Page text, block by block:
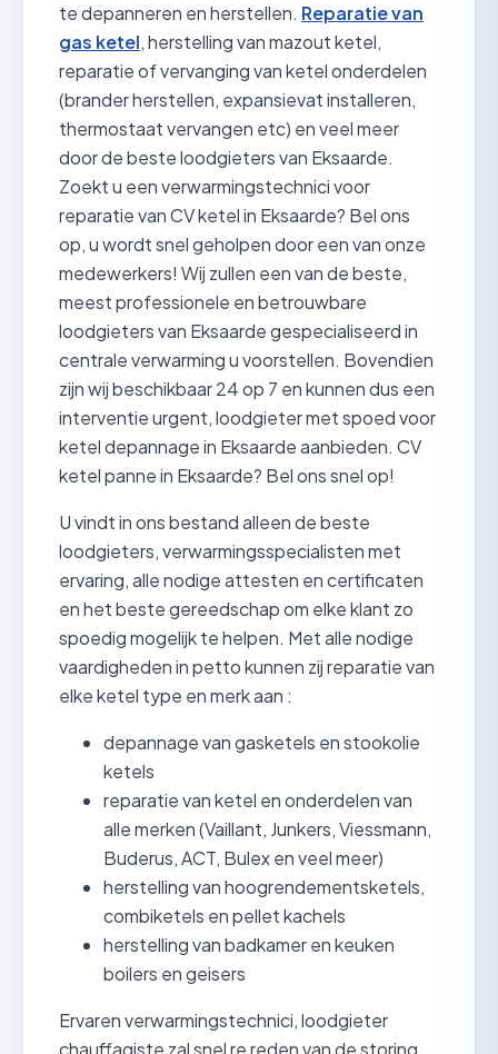
te depanneren en herstellen. Reparatie van
gas ketel, herstelling van mazout ketel,
reparatie of vervanging van ketel onderdelen
(brander herstellen, expansievat installeren,
thermostaat vervangen etc) en veel meer
door de beste loodgieters van Eksaarde.
Zoekt u een verwarmingstechnici voor
reparatie van CV ketel in Eksaarde? Bel ons
op, u wordt snel geholpen door een van onze
medewerkers! Wij zullen een van de beste,
meest professionele en betrouwbare
loodgieters van Eksaarde gespecialiseerd in
centrale verwarming u voorstellen. Bovendien
zijn wij beschikbaar 24 op 7 en kunnen dus een
interventie urgent, loodgieter met spoed voor
ketel depannage in Eksaarde aanbieden. CV
ketel panne in Eksaarde? Bel ons snel op!
U vindt in ons bestand alleen de beste
loodgieters, verwarmingsspecialisten met
ervaring, alle nodige attesten en certificaten
en het beste gereedschap om elke klant zo
spoedig mogelijk te helpen. Met alle nodige
vaardigheden in petto kunnen zij reparatie van
elke ketel type en merk aan :
depannage van gasketels en stookolie
ketels
reparatie van ketel en onderdelen van
alle merken (Vaillant, Junkers, Viessmann,
Buderus, ACT, Bulex en veel meer)
herstelling van hoogrendementsketels,
combiketels en pellet kachels
herstelling van badkamer en keuken
boilers en geisers
Ervaren verwarmingstechnici, loodgieter
chauffagiste zal snel re reden van de storing,